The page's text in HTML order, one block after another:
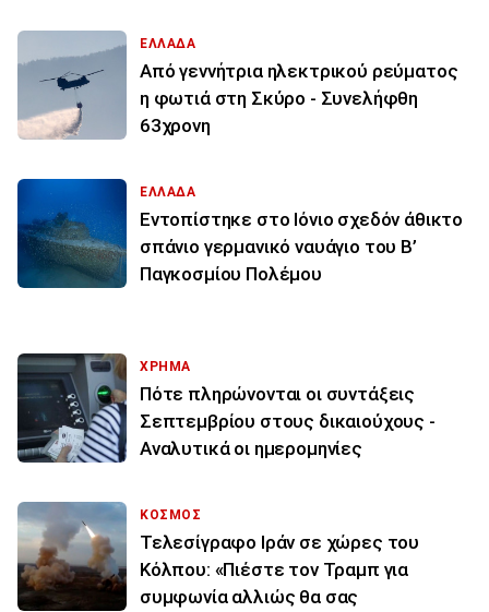
ΕΛΛΑΔΑ
Από γεννήτρια ηλεκτρικού ρεύματος
η φωτιά στη Σκύρο - Συνελήφθη
63χρονη
ΕΛΛΑΔΑ
Εντοπίστηκε στο Ιόνιο σχεδόν άθικτο
σπάνιο γερμανικό ναυάγιο του Β’
Παγκοσμίου Πολέμου
ΧΡΗΜΑ
Πότε πληρώνονται οι συντάξεις
Σεπτεμβρίου στους δικαιούχους -
Αναλυτικά οι ημερομηνίες
ΚΟΣΜΟΣ
Τελεσίγραφο Ιράν σε χώρες του
Κόλπου: «Πιέστε τον Τραμπ για
συμφωνία αλλιώς θα σας